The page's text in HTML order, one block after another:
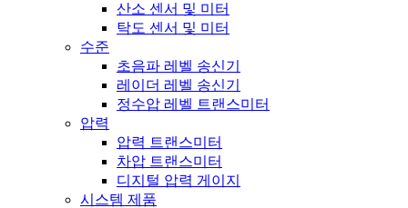
산소 센서 및 미터
탁도 센서 및 미터
수준
초음파 레벨 송신기
레이더 레벨 송신기
정수압 레벨 트랜스미터
압력
압력 트랜스미터
차압 트랜스미터
디지털 압력 게이지
시스템 제품